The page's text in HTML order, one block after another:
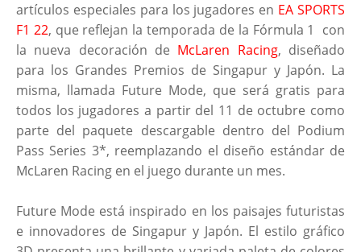
artículos especiales para los jugadores en EA SPORTS
F1 22, que reflejan la temporada de la Fórmula 1 con
la nueva decoración de McLaren Racing, diseñado
para los Grandes Premios de Singapur y Japón. La
misma, llamada Future Mode, que será gratis para
todos los jugadores a partir del 11 de octubre como
parte del paquete descargable dentro del Podium
Pass Series 3*, reemplazando el diseño estándar de
McLaren Racing en el juego durante un mes.
Future Mode está inspirado en los paisajes futuristas
e innovadores de Singapur y Japón. El estilo gráfico